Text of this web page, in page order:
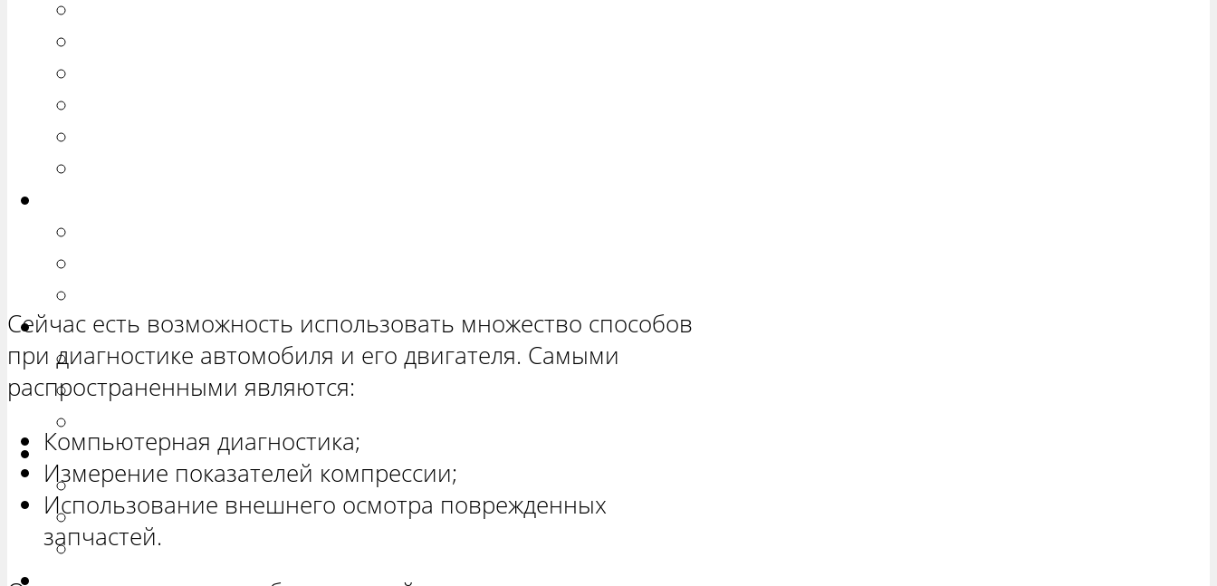
Приора
РЕМОНТ ВАЗ 2170 «ПРИОРА СЕДАН»
РЕМОНТ ВАЗ 2171 «ПРИОРА УНИВЕРСАЛ»
Нива
РЕМОНТ ВАЗ 21213 «НИВА ТРЕХ-ДВЕРНАЯ»
ВАЗ 21214 «НИВА ТРЕХ-ДВЕРНАЯ»
РЕМОНТ ВАЗ 2131 «НИВА ЧЕТЫРЕХ-ДВЕРНАЯ»
Сейчас есть возможность использовать множество способов
при диагностике автомобиля и его двигателя. Самыми
распространенными являются:
Компьютерная диагностика;
Измерение показателей компрессии;
Использование внешнего осмотра поврежденных
запчастей.